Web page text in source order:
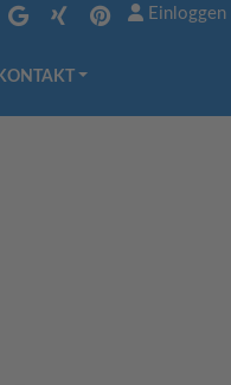
Einloggen
KONTAKT